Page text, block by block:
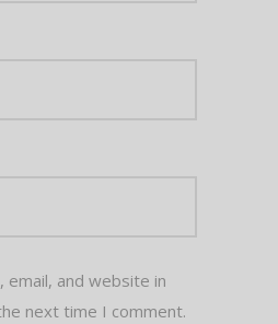
email, and website in
next time I comment.